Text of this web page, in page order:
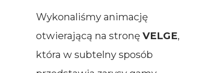
Wykonaliśmy animację
otwierającą na stronę VELGE,
która w subtelny sposób